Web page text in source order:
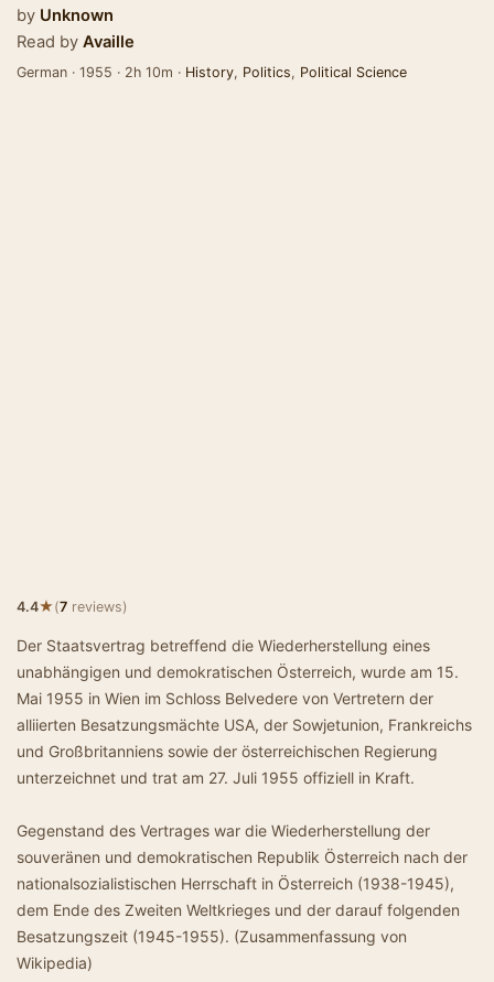
by Unknown
Read by Availle
German · 1955 · 2h 10m · History, Politics, Political Science
4.4★(7 reviews)
Der Staatsvertrag betreffend die Wiederherstellung eines
unabhängigen und demokratischen Österreich, wurde am 15.
Mai 1955 in Wien im Schloss Belvedere von Vertretern der
alliierten Besatzungsmächte USA, der Sowjetunion, Frankreichs
und Großbritanniens sowie der österreichischen Regierung
unterzeichnet und trat am 27. Juli 1955 offiziell in Kraft.
Gegenstand des Vertrages war die Wiederherstellung der
souveränen und demokratischen Republik Österreich nach der
nationalsozialistischen Herrschaft in Österreich (1938-1945),
dem Ende des Zweiten Weltkrieges und der darauf folgenden
Besatzungszeit (1945-1955). (Zusammenfassung von
Wikipedia)